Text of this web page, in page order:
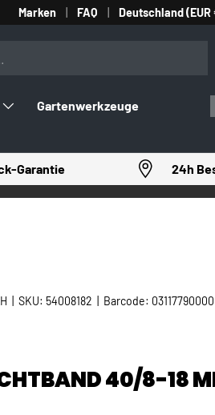
Marken FAQ Land/Region
Deutschland (EUR
Gartenwerkzeuge
Garantie 24h
|SKU: 54008182 Barcode:
40/8-18